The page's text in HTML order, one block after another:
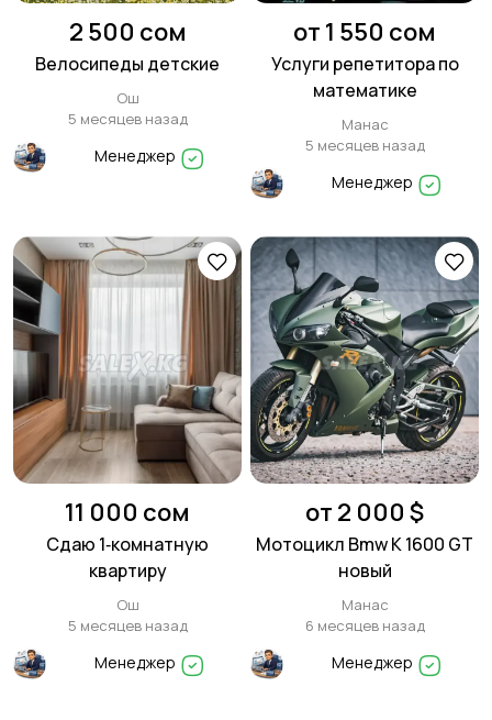
2 500 сом
Велосипеды детские
Ош
5 месяцев назад
Менеджер
от 1 550 сом
Услуги репетитора по
математике
Манас
5 месяцев назад
Менеджер
11 000 сом
Сдаю 1‑комнатную
квартиру
Ош
5 месяцев назад
Менеджер
от 2 000 $
Мотоцикл Bmw К 1600 GT
новый
Манас
6 месяцев назад
Менеджер